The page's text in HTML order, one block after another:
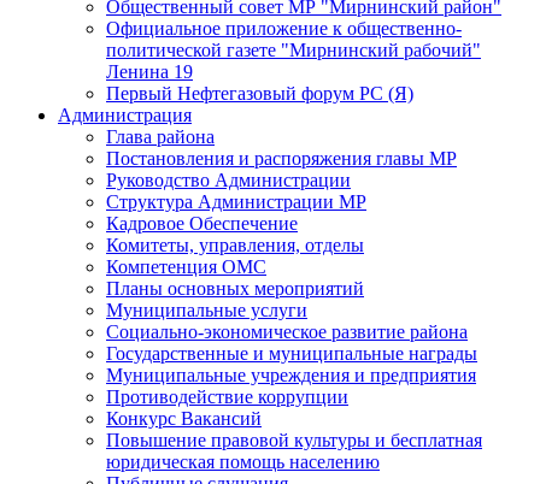
Общественный совет МР "Мирнинский район"
Официальное приложение к общественно-
политической газете "Мирнинский рабочий"
Ленина 19
Первый Нефтегазовый форум РС (Я)
Администрация
Глава района
Постановления и распоряжения главы МР
Руководство Администрации
Структура Администрации МР
Кадровое Обеспечение
Комитеты, управления, отделы
Компетенция ОМС
Планы основных мероприятий
Муниципальные услуги
Социально-экономическое развитие района
Государственные и муниципальные награды
Муниципальные учреждения и предприятия
Противодействие коррупции
Конкурс Вакансий
Повышение правовой культуры и бесплатная
юридическая помощь населению